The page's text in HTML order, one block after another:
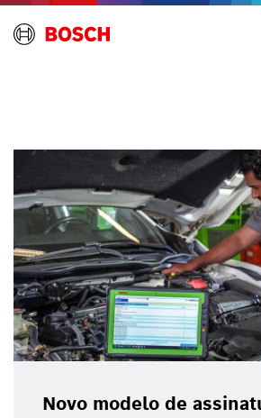
Novo modelo de